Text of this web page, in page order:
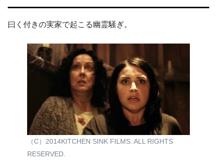
曰く付きの実家で起こる幽霊騒ぎ。
（C）2014KITCHEN SINK FILMS. ALL RIGHTS
RESERVED.